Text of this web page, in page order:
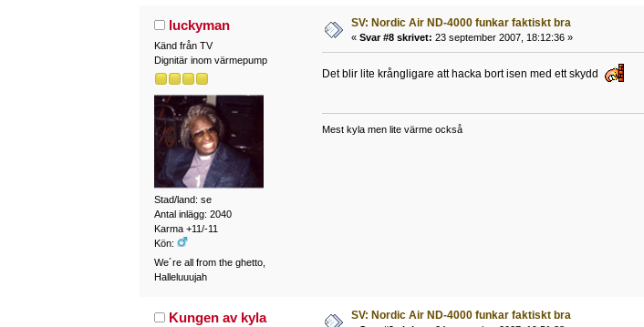
luckyman
Känd från TV
Dignitär inom värmepump
Stad/land: se
Antal inlägg: 2040
Karma +11/-11
Kön:
We´re all from the ghetto,
Halleluuujah
SV: Nordic Air ND-4000 funkar faktiskt bra
« Svar #8 skrivet: 23 september 2007, 18:12:36 »
Det blir lite krångligare att hacka bort isen med ett skydd
Mest kyla men lite värme också
Kungen av kyla SV: Nordic Air ND-4000 funkar faktiskt bra